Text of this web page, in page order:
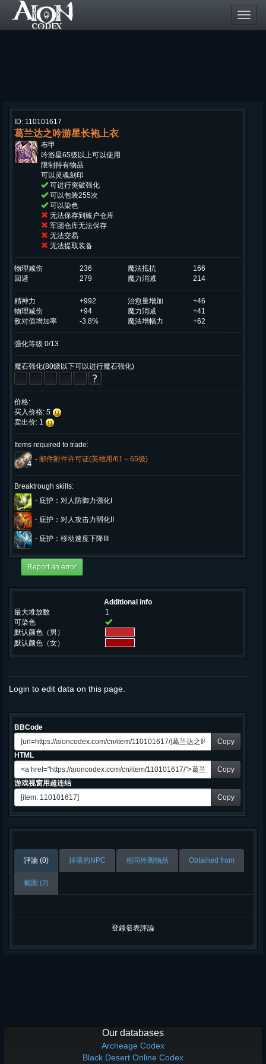
ID: 110101617
葛兰达之吟游星长袍上衣
布甲
吟游星65级以上可以使用
限制持有物品
可以灵魂刻印
可进行突破强化
可以包装255次
可以染色
无法保存到账户仓库
军团仓库无法保存
无法交易
无法提取装备
物理减伤 236 魔法抵抗
166
回避
279 魔力消减 214
精神力 +992 治愈量增加
+46
物理减伤
+94 魔力消减
+41
敌对值增加率
-3.8% 魔法增幅力 +62
强化等级 0/13
魔石强化(80级以下可以进行魔石强化)
价格:
买入价格: 5
卖出价: 1
Items required to trade:
4
- 邮件附件许可证(英雄用/61～65级)
Breaktrough skills:
- 庇护：对人防御力强化I
- 庇护：对人攻击力弱化II
- 庇护：移动速度下降III
Additional info
最大堆放数
1
可染色
默认颜色（男）
默认颜色（女）
Login to edit data on this page.
BBCode
Copy
HTML
Copy
游戏视窗用超连结
Copy
評論 (0) 掉落的NPC 相同外观物品 Obtained from
截圖 (2)
登錄發表評論
Our databases
Archeage Codex
Black Desert Online Codex